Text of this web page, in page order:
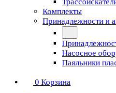
Комплекты
Принадлежности и
Насосное
Паяльники
0 Корзина